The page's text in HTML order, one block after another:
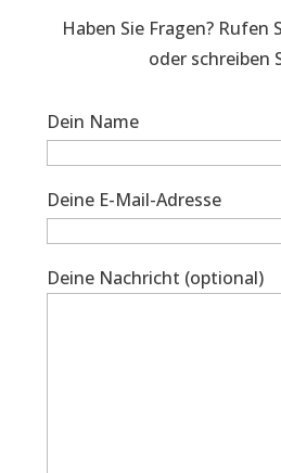
Haben Sie Fragen? Rufen
oder schreiben
Dein Name
Deine E-Mail-Adresse
Deine Nachricht (optional)